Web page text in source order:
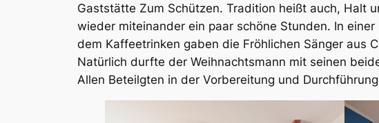
Gaststätte Zum Schützen. Tradition heißt auch, Halt
wieder miteinander ein paar schöne Stunden. In
dem Kaffeetrinken gaben die Fröhlichen Sänger aus
Natürlich durfte der Weihnachtsmann mit seinen
Allen Beteilgten in der Vorbereitung und